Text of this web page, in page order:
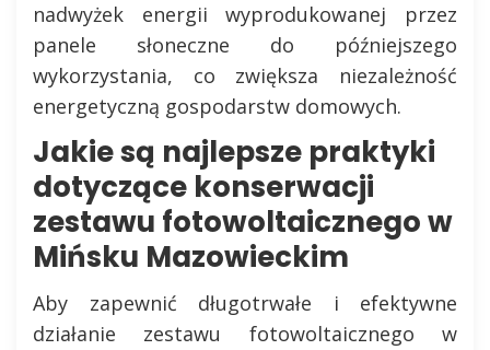
nadwyżek energii wyprodukowanej przez
panele słoneczne do późniejszego
wykorzystania, co zwiększa niezależność
energetyczną gospodarstw domowych.
Jakie są najlepsze praktyki
dotyczące konserwacji
zestawu fotowoltaicznego w
Mińsku Mazowieckim
Aby zapewnić długotrwałe i efektywne
działanie zestawu fotowoltaicznego w